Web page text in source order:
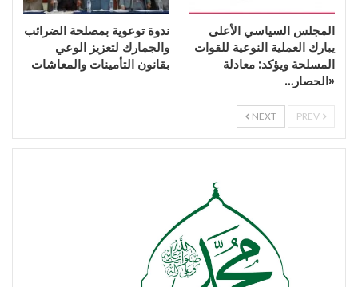
المجلس السياسي الأعلى
يبارك العملية النوعية للقوات
المسلحة ويؤكد: معادلة
«الحصار…
ندوة توعوية بمصلحة الضرائب
والجمارك لتعزيز الوعي
بقانون التأمينات والمعاشات
NEXT